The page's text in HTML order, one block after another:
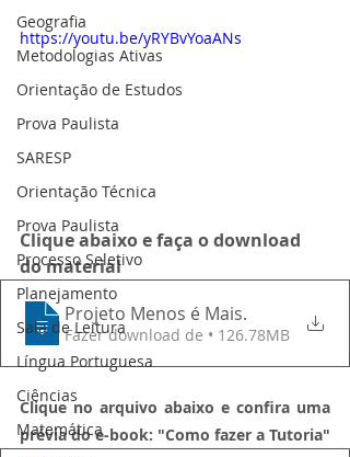
Geografia
Metodologias Ativas
Orientação de Estudos
Prova Paulista
SARESP
Orientação Técnica
Prova Paulista
Processo Seletivo
Planejamento
Sala de Leitura
Língua Portuguesa
Ciências
Matemática
https://youtu.be/yRYBvYoaANs
Clique abaixo e faça o download
do material
Projeto Menos é Mais.
Fazer download de • 126.78MB
Clique no arquivo abaixo e confira uma
prévia do e-book: "Como fazer a Tutoria"